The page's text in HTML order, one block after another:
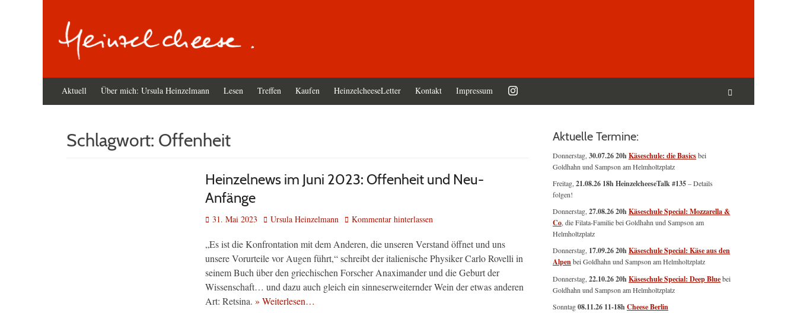
Primäres
Menü
Aktuell Über mich: Ursula Heinzelmann Lesen Treffen Kaufen HeinzelcheeseLetter Kontakt Impressum
Schlagwort: Offenheit
Heinzelnews im Juni 2023: Offenheit und Neu-
Anfänge
Veröffentlicht
31. Mai 2023 Autor
Ursula Heinzelmann Kommentar hinterlassen
„Es ist die Konfrontation mit dem Anderen, die unseren Verstand öffnet und uns
unsere Vorurteile vor Augen führt,“ schreibt der italienische Physiker Carlo Rovelli in
seinem Buch über den griechischen Forscher Anaximander und die Geburt der
Wissenschaft… und dazu auch gleich ein sinneserweiternder Wein der etwas anderen
Art: Retsina. » Weiterlesen…
Aktuelle Termine:
Donnerstag, 30.07.26 20hKäseschule: die Basicsbei
Goldhahn und Sampson am Helmholtzplatz
Freitag, 21.08.26 18h HeinzelcheeseTalk #135– Details
folgen!
Donnerstag, 27.08.26 20hKäseschule Special: Mozzarella &
Co , die Filata-Familie bei Goldhahn und Sampson am
Helmholtzplatz
Donnerstag, 17.09.26 20hKäseschule Special: Käse aus den
Alpenbei Goldhahn und Sampson am Helmholtzplatz
Donnerstag, 22.10.26 20hKäseschule Special: Deep Bluebei
Goldhahn und Sampson am Helmholtzplatz
Sonntag08.11.26 11-18hCheese Berlin